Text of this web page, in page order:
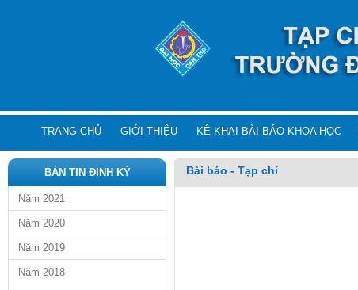
TRANG CHỦ GIỚI THIỆU KÊ KHAI BÀI BÁO KHOA HỌC
BẢN TIN ĐỊNH KỲ
Năm 2021
Năm 2020
Năm 2019
Năm 2018
Bài báo - Tạp chí